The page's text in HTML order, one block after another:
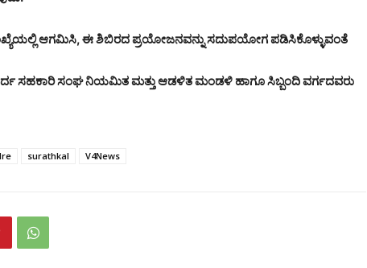
ಆಗಮಿಸಿ, ಈ ಶಿಬಿರದ ಪ್ರಯೋಜನವನ್ನು ಸದುಪಯೋಗ ಪಡಿಸಿಕೊಳ್ಳುವಂತೆ
ಸಹಕಾರಿ ಸಂಘ ನಿಯಮಿತ ಮತ್ತು ಆಡಳಿತ ಮಂಡಳಿ ಹಾಗೂ ಸಿಬ್ಬಂದಿ ವರ್ಗದವರು
surathkal V4News